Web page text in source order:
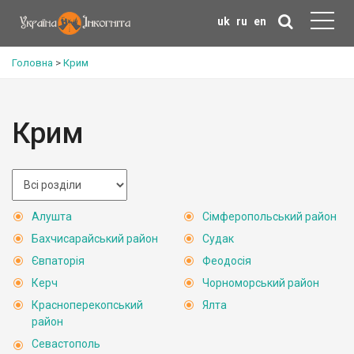
uk ru en
Головна > Крим
Крим
Алушта
Бахчисарайський район
Євпаторія
Керч
Красноперекопський
район
Севастополь
Сімферопольський район
Судак
Феодосія
Чорноморський район
Ялта